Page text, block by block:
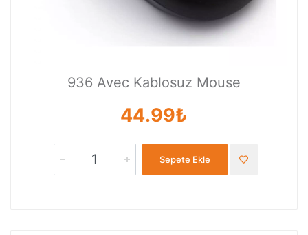
936 Avec Kablosuz Mouse
44.99₺
Sepete Ekle